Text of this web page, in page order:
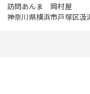
訪問あんま 岡村屋
神奈川県横浜市戸塚区汲